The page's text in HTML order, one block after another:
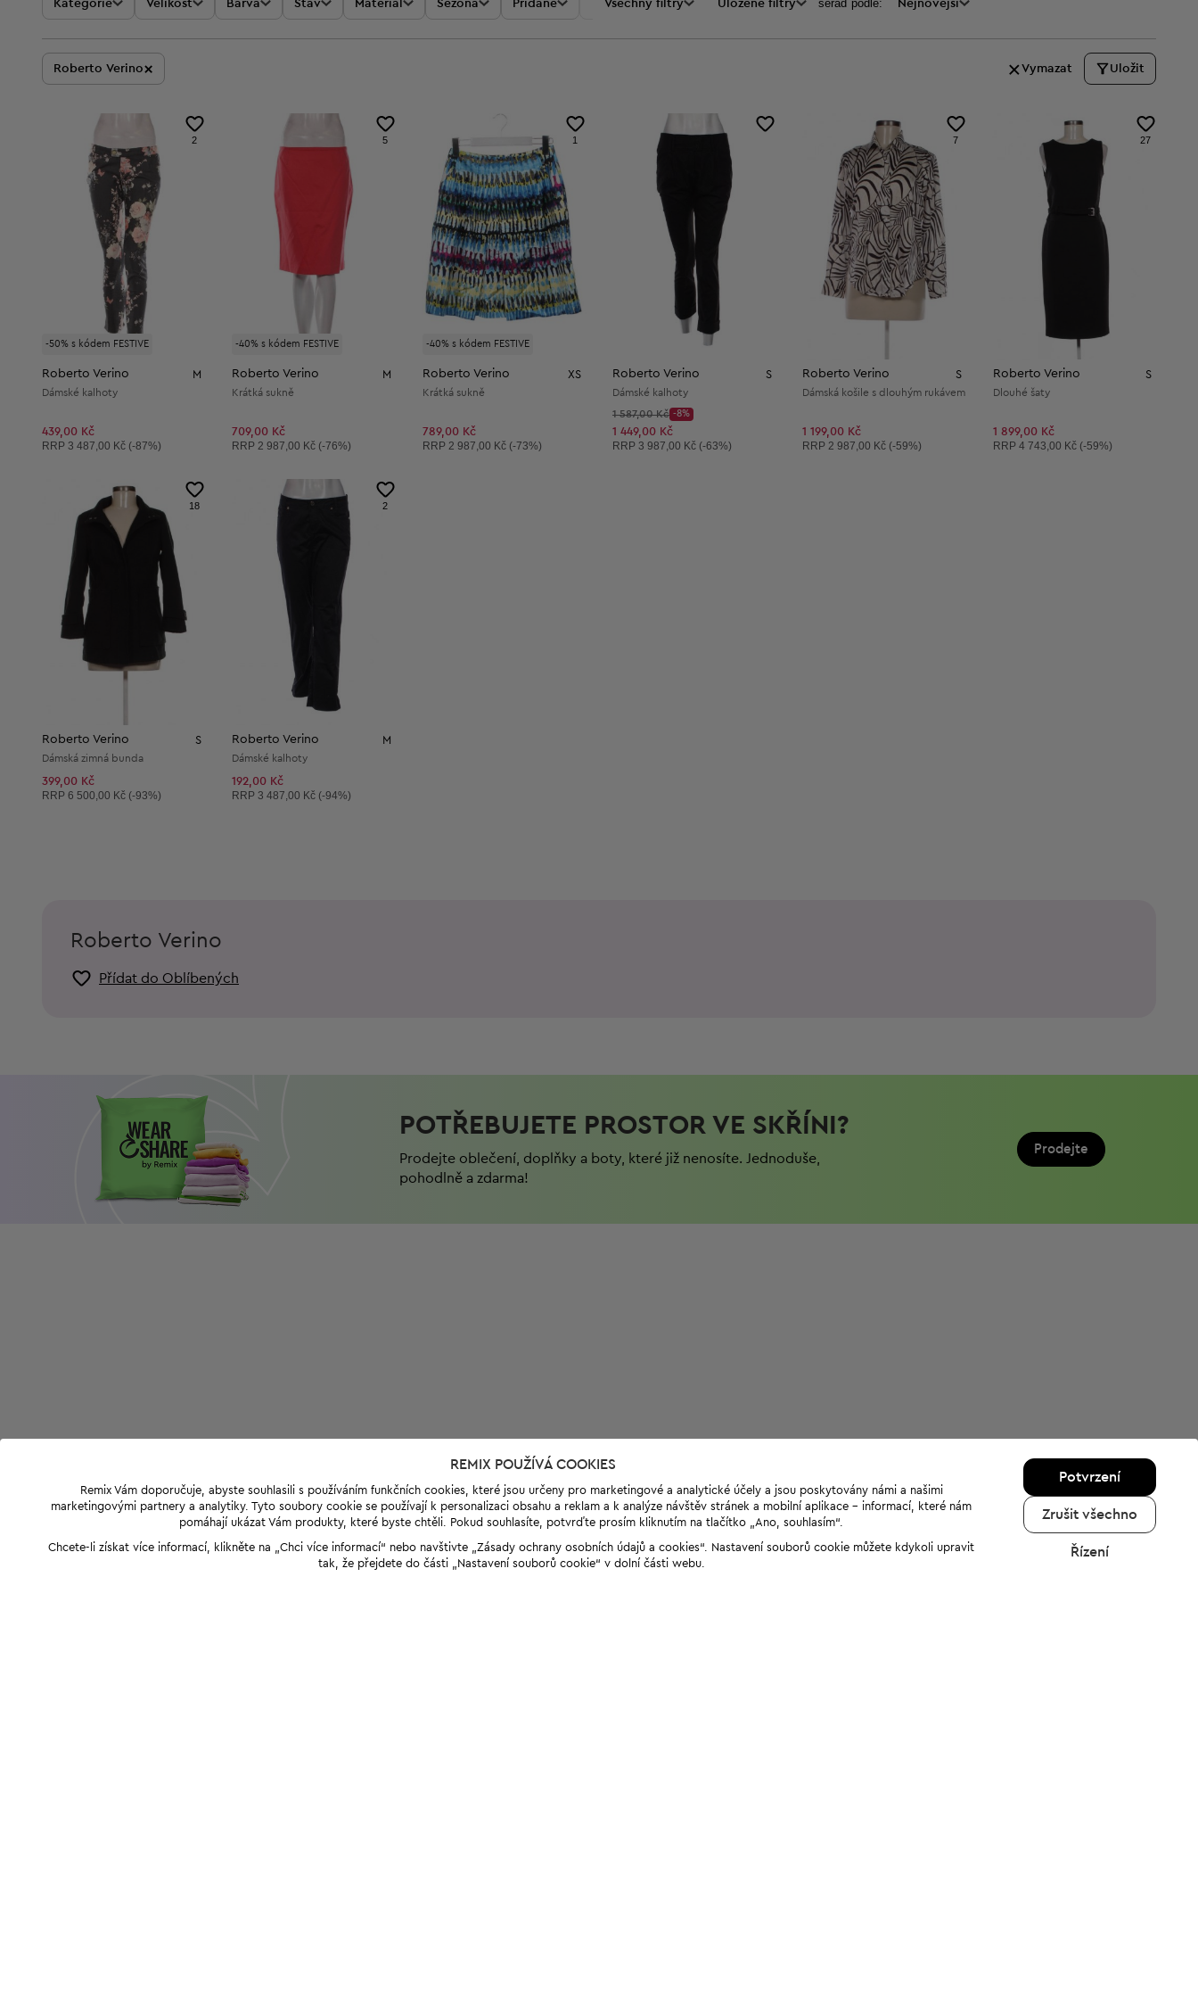
Kategorie Velikost Barva Stav Materiál Sezóna Přidané Akce Cena
Všechny filtry Uložené filtry seraď podle: Nejnovější
Roberto Verino× Vymazat Uložit
-50% s kódem FESTIVE
2
Roberto Verino M
Dámské kalhoty
439,00 Kč
Doporučená cena:
RRP 3 487,00 Kč (-87%)
-40% s kódem FESTIVE
5
Roberto Verino M
Krátká sukně
709,00 Kč
Doporučená cena:
RRP2 987,00 Kč (-76%)
-40% s kódem FESTIVE
1
Roberto Verino XS
Krátká sukně
789,00 Kč
Doporučená cena:
RRP 2 987,00 Kč (-73%)
Roberto Verino S
Dámské kalhoty
Původní cena:
1 587,00 Kč
Discount Price:
-8%
Snížená cena:
1 449,00 Kč
Doporučená cena:
RRP 3 987,00 Kč (-63%)
7
Roberto Verino S
Dámská košile s dlouhým rukávem
1 199,00 Kč
Doporučená cena:
RRP2 987,00 Kč (-59%)
27
Roberto Verino S
Dlouhé šaty
1 899,00 Kč
Doporučená cena:
RRP 4 743,00 Kč (-59%)
18
Roberto Verino S
Dámská zimná bunda
399,00 Kč
Doporučená cena:
RRP 6 500,00 Kč (-93%)
2
Roberto Verino M
Dámské kalhoty
192,00 Kč
Doporučená cena:
RRP3 487,00 Kč (-94%)
Roberto Verino
Přídat do Oblíbených
POTŘEBUJETE PROSTOR VE SKŘÍNI?
Prodejte oblečení, doplňky a boty, které již nenosíte. Jednoduše,
pohodlně a zdarma!
Prodejte
REMIX POUŽÍVÁ COOKIES
Remix Vám doporučuje, abyste souhlasili s používáním funkčních cookies, které jsou určeny pro marketingové a analytické účely a jsou poskytovány námi a našimi
marketingovými partnery a analytiky. Tyto soubory cookie se používají k personalizaci obsahu a reklam a k analýze návštěv stránek a mobilní aplikace - informací, které nám
pomáhají ukázat Vám produkty, které byste chtěli. Pokud souhlasíte, potvrďte prosím kliknutím na tlačítko „Ano, souhlasím“.
Chcete-li získat více informací, klikněte na „Chci více informací“ nebo navštivte „Zásady ochrany osobních údajů a cookies“. Nastavení souborů cookie můžete kdykoli upravit
tak, že přejdete do části „Nastavení souborů cookie“ v dolní části webu.
Potvrzení
Zrušit všechno
Řízení